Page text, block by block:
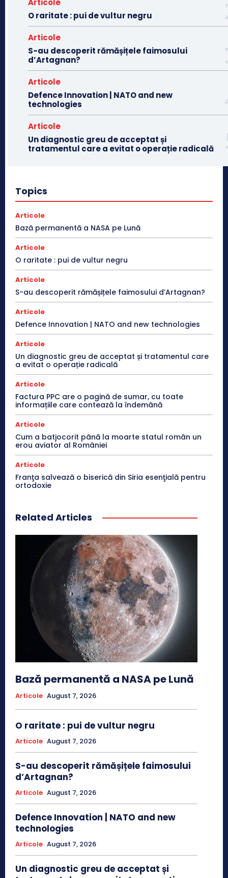
Articole
O raritate : pui de vultur negru
Articole
S-au descoperit rămășițele faimosului
d’Artagnan?
Articole
Defence Innovation | NATO and new
technologies
Articole
Un diagnostic greu de acceptat și
tratamentul care a evitat o operație radicală
Topics
Articole
Bază permanentă a NASA pe Lună
Articole
O raritate : pui de vultur negru
Articole
S-au descoperit rămășițele faimosului d’Artagnan?
Articole
Defence Innovation | NATO and new technologies
Articole
Un diagnostic greu de acceptat și tratamentul care
a evitat o operație radicală
Articole
Factura PPC are o pagină de sumar, cu toate
informațiile care contează la îndemână
Articole
Cum a batjocorit până la moarte statul român un
erou aviator al României
Articole
Franţa salvează o biserică din Siria esenţială pentru
ortodoxie
Related Articles
Bază permanentă a NASA pe Lună
Articole August 7, 2026
O raritate : pui de vultur negru
Articole August 7, 2026
S-au descoperit rămășițele faimosului
d’Artagnan?
Articole August 7, 2026
Defence Innovation | NATO and new
technologies
Articole August 7, 2026
Un diagnostic greu de acceptat și